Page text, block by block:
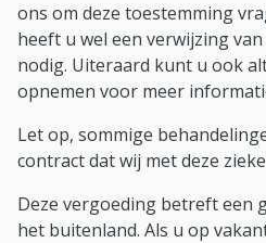
ons om deze toestemming
heeft u wel een verwijzing
nodig. Uiteraard kunt u ook
opnemen voor meer
Let op, sommige
contract dat wij met deze
Deze vergoeding betreft een
het buitenland. Als u op